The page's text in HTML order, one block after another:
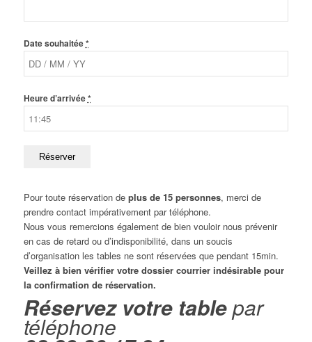
Date souhaitée*
Heure d’arrivée*
Pour toute réservation de plus de 15 personnes, merci de
prendre contact impérativement par téléphone.
Nous vous remercions également de bien vouloir nous prévenir
en cas de retard ou d’indisponibilité, dans un soucis
d’organisation les tables ne sont réservées que pendant 15min.
Veillez à bien vérifier votre dossier courrier indésirable pour
la confirmation de réservation.
Réservez votre tablepar
téléphone